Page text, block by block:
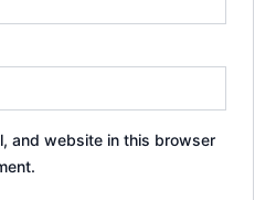
and website in this browser